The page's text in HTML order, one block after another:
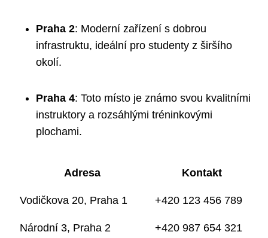
Praha 2: Moderní zařízení s dobrou
infrastruktu, ideální pro studenty z širšího
okolí.
Praha 4: Toto místo je známo svou kvalitními
instruktory a rozsáhlými tréninkovými
plochami.
Adresa Kontakt
Vodičkova 20, Praha 1 +420 123 456 789
Národní 3, Praha 2 +420 987 654 321